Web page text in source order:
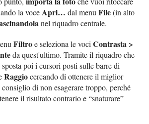
la voce Apri… dal menuFile(in alto
nel riquadro centrale.
Filtroe seleziona le vociContrasta >
da quest'ultimo. Tramite il riquadro che
poi i cursori posti sulle barre di
Raggiocercando di ottenere il miglior
di non esagerare troppo, perché
il risultato contrario e “snaturare”